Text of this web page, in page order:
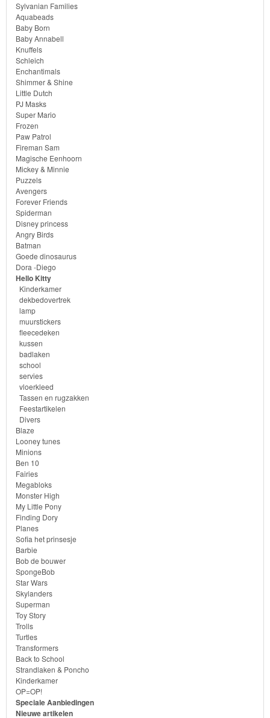
dekbedovertrek
lamp
muurstickers
fleecedeken
kussen
badlaken
school
servies
vloerkleed
Tassen
en
rugzakken
Feestartikelen
Divers
Blaze
Looney
tunes
Minions
Ben
10
Fairies
Megabloks
Monster
High
My
Little
Pony
Finding
Dory
Sylvanian Families
Aquabeads
Baby Born
Baby Annabell
Knuffels
Schleich
Enchantimals
Shimmer & Shine
Little Dutch
PJ Masks
Super Mario
Frozen
Paw Patrol
Fireman Sam
Magische Eenhoorn
Mickey & Minnie
Puzzels
Avengers
Forever Friends
Spiderman
Disney princess
Angry Birds
Batman
Goede dinosaurus
Dora -Diego
Hello Kitty
Kinderkamer
dekbedovertrek
lamp
muurstickers
fleecedeken
kussen
badlaken
school
servies
vloerkleed
Tassen en rugzakken
Feestartikelen
Divers
Blaze
Looney tunes
Minions
Ben 10
Fairies
Megabloks
Monster High
My Little Pony
Finding Dory
Planes
Sofia het prinsesje
Barbie
Bob de bouwer
SpongeBob
Star Wars
Skylanders
Superman
Toy Story
Trolls
Turtles
Transformers
Back to School
Strandlaken & Poncho
Kinderkamer
OP=OP!
Speciale Aanbiedingen
Nieuwe artikelen